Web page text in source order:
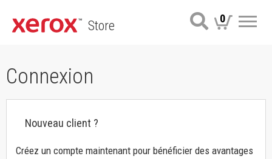
Store 0
Connexion
Nouveau client ?
Créez un compte maintenant pour bénéficier des avantages